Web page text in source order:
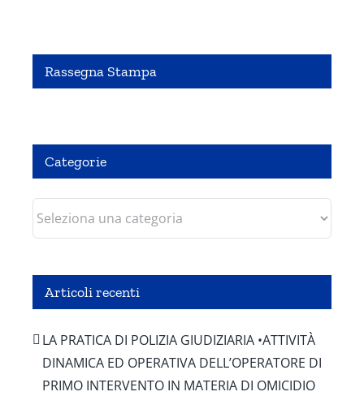
Rassegna Stampa
Pubbliredazionale – Crocevia 07 Agosto 2020
Categorie
Categorie
Articoli recenti
LA PRATICA DI POLIZIA GIUDIZIARIA •ATTIVITÀ
DINAMICA ED OPERATIVA DELL’OPERATORE DI
PRIMO INTERVENTO IN MATERIA DI OMICIDIO